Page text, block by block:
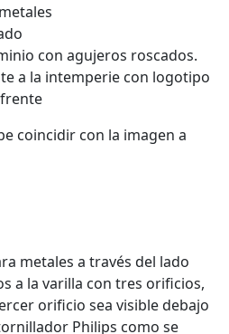
con agujeros roscados.
a la intemperie con logotipo
coincidir con la imagen a
metales a través del lado
a la varilla con tres orificios,
orificio sea visible debajo
Philips como se